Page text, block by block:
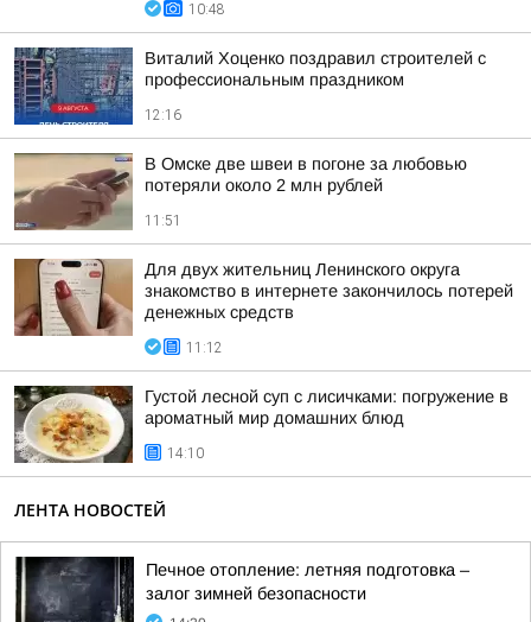
10:48
Виталий Хоценко поздравил строителей с
профессиональным праздником
12:16
В Омске две швеи в погоне за любовью
потеряли около 2 млн рублей
11:51
Для двух жительниц Ленинского округа
знакомство в интернете закончилось потерей
денежных средств
11:12
Густой лесной суп с лисичками: погружение в
ароматный мир домашних блюд
14:10
ЛЕНТА НОВОСТЕЙ
Печное отопление: летняя подготовка –
залог зимней безопасности